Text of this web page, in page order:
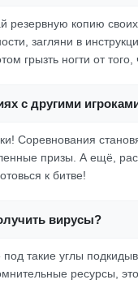
копию
загляни в
грызть ногти от
с другими
Соревнования
призы. А ещё,
к битве!
вирусы?
такие углы
ресурсы,